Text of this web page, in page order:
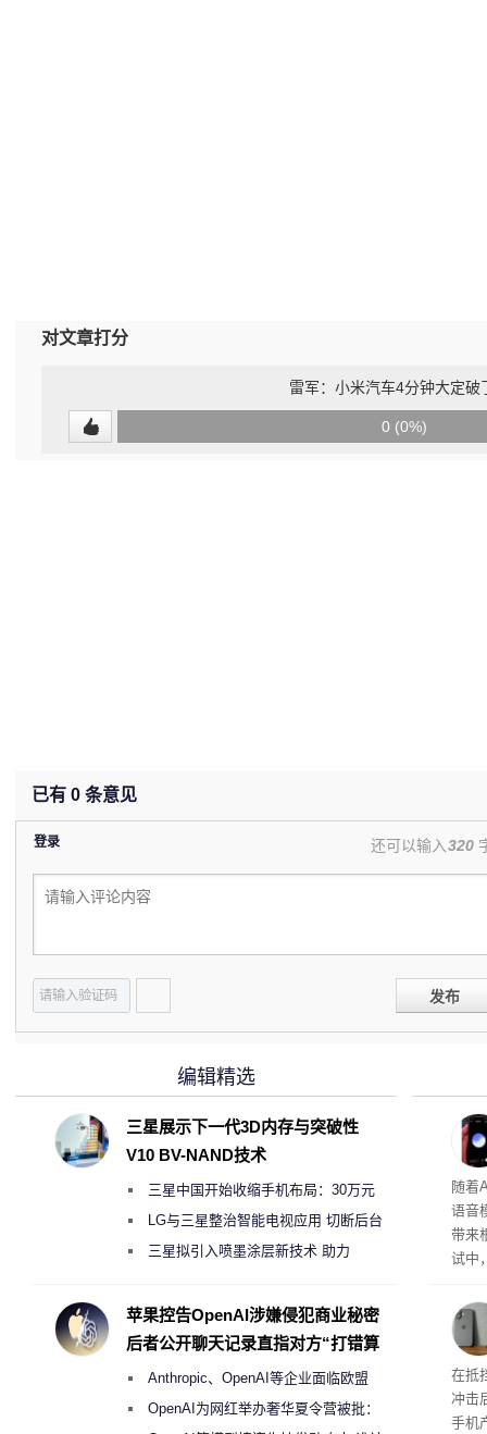
对文章打分
雷军：小米汽车4分钟大定破
0 (0%)
已有 0 条意见
登录 还可以输入320
发布
理”
随着
语音
带来
试中
互
桌面
系
在抵
冲击
手机
编辑精选
三星展示下一代3D内存与突破性
V10 BV-NAND技术
三星中国开始收缩手机布局：30万元
月销售额不达标门店 将被逐步清退
LG与三星整治智能电视应用 切断后台
偷偷共享带宽的违规行为
三星拟引入喷墨涂层新技术 助力
度
苹果控告OpenAI涉嫌侵犯商业秘密
后者公开聊天记录直指对方“打错算
Anthropic、OpenAI等企业面临欧盟
《人工智能法案》全新执法权限审查
OpenAI为网红举办奢华夏令营被批：